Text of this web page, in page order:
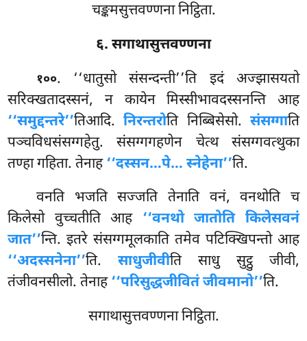
चङ्कमसुत्तवण्णना निट्ठिता.
६. सगाथासुत्तवण्णना
१००. ‘‘धातुसो संसन्दन्ती’’ति इदं अज्झासयतो
सरिक्खतादस्सनं, न कायेन मिस्सीभावदस्सनन्ति आह
‘‘समुद्दन्तरे’’तिआदि.निरन्तरोति निब्बिसेसो. संसग्गाति
पञ्चविधसंसग्गहेतु. संसग्गगहणेन चेत्थ संसग्गवत्थुका
तण्हा गहिता. तेनाह‘‘दस्सन…पे… स्नेहेना’’ति.
वनति भजति सज्जति तेनाति वनं, वनथोति च
किलेसो वुच्चतीति आह ‘‘वनथो जातोति किलेसवनं
जात’’न्ति. इतरे संसग्गमूलकाति तमेव पटिक्खिपन्तो आह
‘‘अदस्सनेना’’ति.साधुजीवीति साधु सुट्ठु जीवी,
तंजीवनसीलो. तेनाह‘‘परिसुद्धजीवितं जीवमानो’’ति.
सगाथासुत्तवण्णना निट्ठिता.